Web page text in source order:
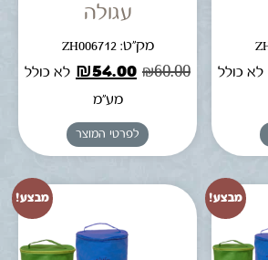
לא כולל
עגולה
מק"ט: ZH006712
₪60.00
₪54.00
לא כולל
מע"מ
לפרטי המוצר
מבצע! מבצע!